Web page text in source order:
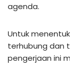
agenda.
Untuk
terhubung dan
pengerjaan ini